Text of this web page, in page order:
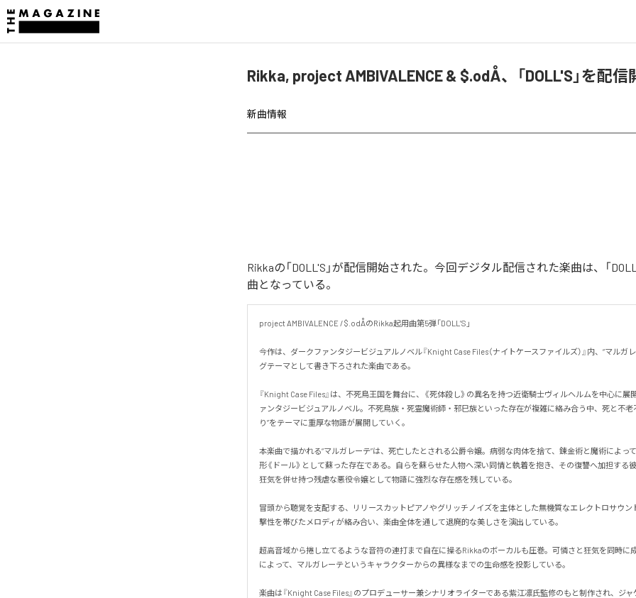
Rikka, project AMBIVALENCE & $.odÅ、「DOLL'S」を配信
新曲情報
Rikkaの「DOLL'S」が配信開始された。今回デジタル配信された楽曲は、「
曲となっている。
project AMBIVALENCE / $.odÅのRikka起用曲第5弾「DOLL’S」
今作は、ダークファンタジービジュアルノベル『Knight Case Files（ナイトケースファイルズ）』内、“マルガ
グテーマとして書き下ろされた楽曲である。
『Knight Case Files』は、不死鳥王国を舞台に、《死体殺し》の異名を持つ近衛騎士ヴィルヘルムを中心に展
ァンタジービジュアルノベル。不死鳥族・死霊魔術師・邪巳族といった存在が複雑に絡み合う中、死と不老
り”をテーマに重厚な物語が展開していく。
本楽曲で描かれる“マルガレーテ”は、死亡したとされる公爵令嬢。病弱な肉体を捨て、錬金術と魔術によっ
形《ドール》として蘇った存在である。自らを蘇らせた人物へ深い同情と執着を抱き、その復讐へ加担する
狂気を併せ持つ残虐な悪役令嬢として物語に強烈な存在感を残している。
冒頭から聴覚を支配する、リリースカットピアノやグリッチノイズを主体とした無機質なエレクトロサウン
撃性を帯びたメロディが絡み合い、楽曲全体を通して退廃的な美しさを演出している。
超高音域から捲し立てるような音符の連打まで自在に操るRikkaのボーカルも圧巻。可憐さと狂気を同時に
によって、マルガレーテというキャラクターからの異様なまでの生命感を投影している。
楽曲は『Knight Case Files』のプロデューサー兼シナリオライターである紫江凛氏監修のもと制作され、ジャ